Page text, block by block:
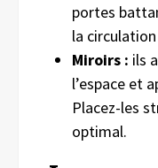
portes
la
Miroirs : ils
l’espace et
Placez-les
optimal.